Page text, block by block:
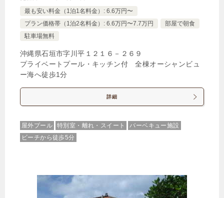
プレミアムヴィラタイプ（5名定員・プライベート
36,960円
【選べるお部屋と価格】
36,960円プレミアムヴィラタイプ（5名定
員・プライベートプール付）
24,948円ヴィラタイプ（4名定員・プライベ
25,949円デラックスヴィラタイプ（5名定
員・プライベートプール付）
最も安い料金（1泊1名料金）: 6.6万円〜
プラン価格帯（1泊2名料金）: 6.6万円〜7.7万円
部屋で朝食
駐車場無料
沖縄県石垣市字川平１２１６－２６９
プライベートプール・キッチン付 全棟オーシャンビュ
ー海へ徒歩1分
詳細
屋外プール 特別室・離れ・スイート
バーベキュー施設
ビーチから徒歩5分